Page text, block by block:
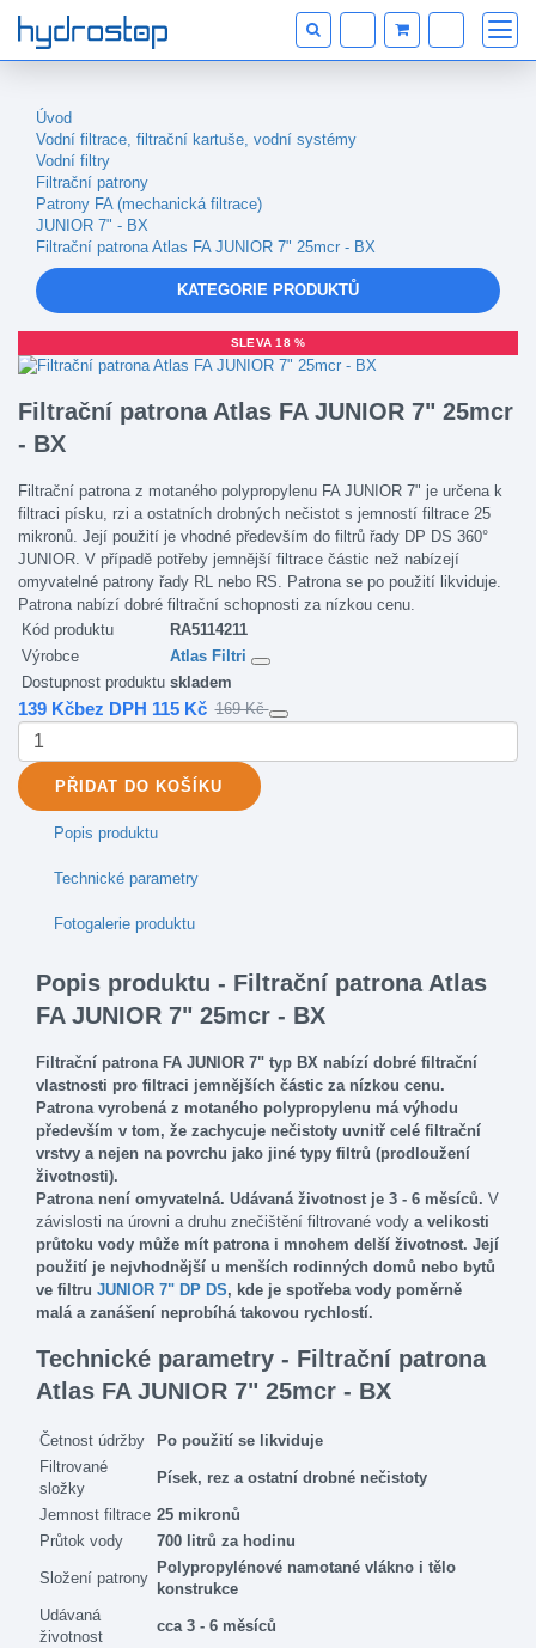
Úvod
Vodní filtrace, filtrační kartuše, vodní systémy
Vodní filtry
Filtrační patrony
Patrony FA (mechanická filtrace)
JUNIOR 7" - BX
Filtrační patrona Atlas FA JUNIOR 7" 25mcr - BX
KATEGORIE PRODUKTŮ
SLEVA 18 %
Filtrační patrona Atlas FA JUNIOR 7" 25mcr
- BX
Filtrační patrona z motaného polypropylenu FA JUNIOR 7" je určena k
filtraci písku, rzi a ostatních drobných nečistot s jemností filtrace 25
mikronů. Její použití je vhodné především do filtrů řady DP DS 360°
JUNIOR. V případě potřeby jemnější filtrace částic než nabízejí
omyvatelné patrony řady RL nebo RS. Patrona se po použití likviduje.
Patrona nabízí dobré filtrační schopnosti za nízkou cenu.
Kód produktu
RA5114211
Výrobce
Atlas Filtri
Dostupnost produktu skladem
139 Kčbez DPH 115 Kč 169 Kč
PŘIDAT DO KOŠÍKU
Popis produktu
Technické parametry
Fotogalerie produktu
Popis produktu - Filtrační patrona Atlas
FA JUNIOR 7" 25mcr - BX
Filtrační patrona FA JUNIOR 7" typ BX nabízí dobré filtrační
vlastnosti pro filtraci jemnějších částic za nízkou cenu.
Patrona vyrobená z motaného polypropylenu má výhodu
především v tom, že zachycuje nečistoty uvnitř celé filtrační
vrstvy a nejen na povrchu jako jiné typy filtrů (prodloužení
životnosti).
Patrona není omyvatelná. Udávaná životnost je 3 - 6 měsíců. V
závislosti na úrovni a druhu znečištění filtrované vody a velikosti
průtoku vody může mít patrona i mnohem delší životnost. Její
použití je nejvhodnější u menších rodinných domů nebo bytů
ve filtru JUNIOR 7" DP DS, kde je spotřeba vody poměrně
malá a zanášení neprobíhá takovou rychlostí.
Technické parametry - Filtrační patrona
Atlas FA JUNIOR 7" 25mcr - BX
Četnost údržby
Po použití se likviduje
Filtrované
složky
Písek, rez a ostatní drobné nečistoty
Jemnost filtrace 25 mikronů
Průtok vody
700 litrů za hodinu
Složení patrony
Polypropylénové namotané vlákno i tělo
konstrukce
Udávaná
životnost
cca 3 - 6 měsíců